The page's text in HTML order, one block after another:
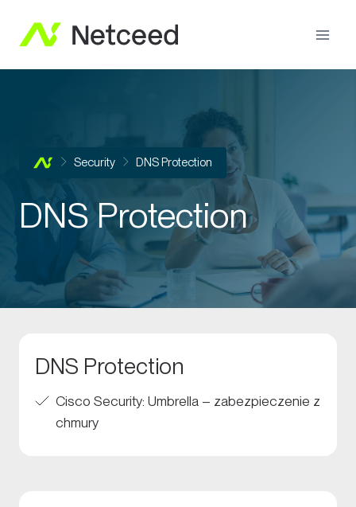
Security DNS Protection
DNS Protection
DNS Protection
Cisco Security: Umbrella – zabezpieczenie z
chmury